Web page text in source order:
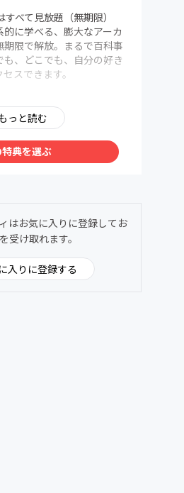
べて見放題（無期限）
に学べる、膨大なアーカ
期限で解放。まるで百科事
、どこでも、自分の好き
スできます。
く、安心して語り合える場
ーソロジーの世界観に共鳴
24時間オープンの対話空
っと読む
特典を選ぶ
はお気に入りに登録してお
受け取れます。
入りに登録する